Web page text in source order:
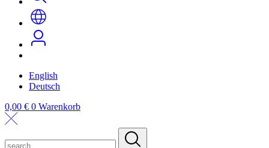
English
Deutsch
0,00 € 0 Warenkorb